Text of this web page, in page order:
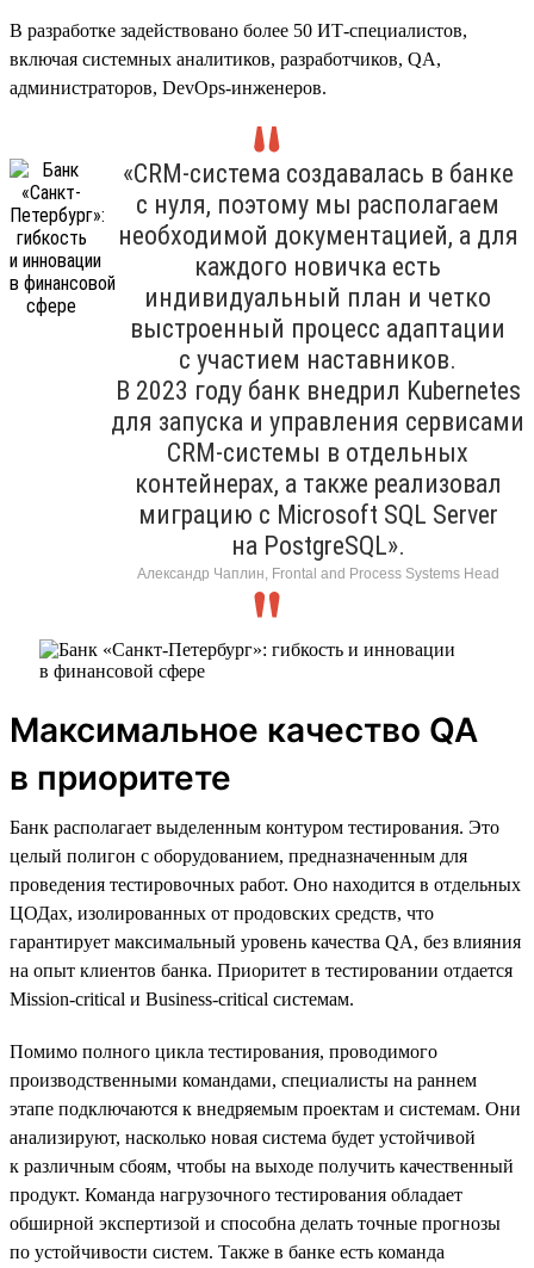
В разработке задействовано более 50 ИТ-специалистов,
включая системных аналитиков, разработчиков, QA,
администраторов, DevOps-инженеров.
«CRM-система создавалась в банке
с нуля, поэтому мы располагаем
необходимой документацией, а для
каждого новичка есть
индивидуальный план и четко
выстроенный процесс адаптации
с участием наставников.
В 2023 году банк внедрил Kubernetes
для запуска и управления сервисами
CRM-системы в отдельных
контейнерах, а также реализовал
миграцию с Microsoft SQL Server
на PostgreSQL».
Александр Чаплин, Frontal and Process Systems Head
Максимальное качество QA
в приоритете
Банк располагает выделенным контуром тестирования. Это
целый полигон с оборудованием, предназначенным для
проведения тестировочных работ. Оно находится в отдельных
ЦОДах, изолированных от продовских средств, что
гарантирует максимальный уровень качества QA, без влияния
на опыт клиентов банка. Приоритет в тестировании отдается
Mission-critical и Business-critical системам.
Помимо полного цикла тестирования, проводимого
производственными командами, специалисты на раннем
этапе подключаются к внедряемым проектам и системам. Они
анализируют, насколько новая система будет устойчивой
к различным сбоям, чтобы на выходе получить качественный
продукт. Команда нагрузочного тестирования обладает
обширной экспертизой и способна делать точные прогнозы
по устойчивости систем. Также в банке есть команда